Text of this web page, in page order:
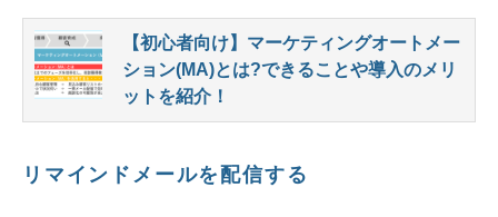
【初心者向け】マーケティングオートメー
ション(MA)とは?できることや導入のメリ
ットを紹介！
リマインドメールを配信する